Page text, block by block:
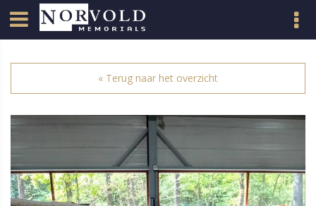
« Terug naar het overzicht